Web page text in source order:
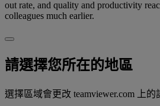
out rate, and quality and productivity
colleagues much earlier.
請選擇您所在的地區
選擇區域會更改 teamviewer.com 上